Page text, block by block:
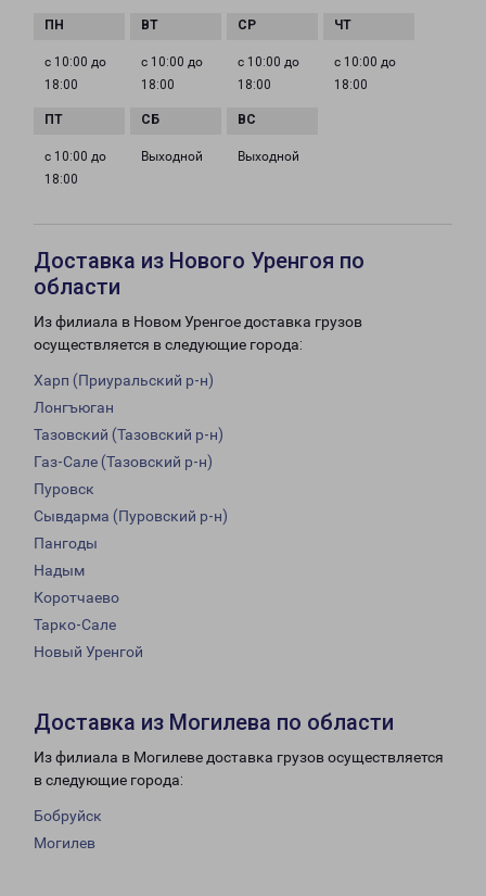
с 10:00 до
18:00
с 10:00 до
18:00
с 10:00 до
18:00
с 10:00 до
18:00
с 10:00 до
18:00
Выходной Выходной
Доставка из Нового Уренгоя по
области
Из филиала в Новом Уренгое доставка грузов
осуществляется в следующие города:
Харп (Приуральский р-н)
Лонгъюган
Тазовский (Тазовский р-н)
Газ-Сале (Тазовский р-н)
Пуровск
Сывдарма (Пуровский р-н)
Пангоды
Надым
Коротчаево
Тарко-Сале
Новый Уренгой
Доставка из Могилева по области
Из филиала в Могилеве доставка грузов осуществляется
в следующие города:
Бобруйск
Могилев